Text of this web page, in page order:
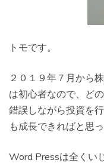
トモです。
２０１９年７月から
は初心者なので、ど
錯誤しながら投資を
も成長できればと思っ
Word Pressは全くい